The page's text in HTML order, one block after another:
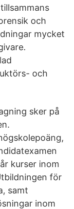
och
mycket
och
sker på
kurser inom
för
samt
inom